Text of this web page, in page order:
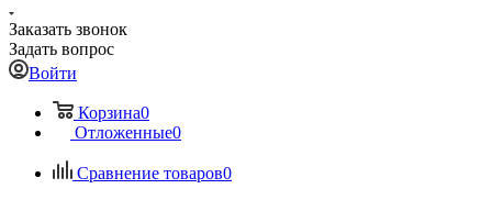
Заказать звонок
Задать вопрос
Войти
Корзина0
Отложенные0
Сравнение товаров0